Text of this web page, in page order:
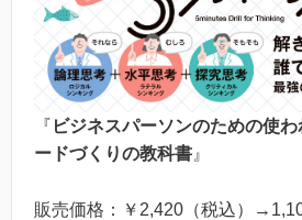
『 ビジネスパーソンのための使
ードづくりの教科書 』
販売価格：￥2,420（税込）